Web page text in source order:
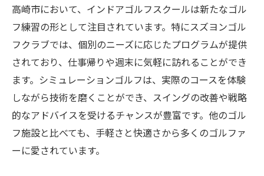
最新シミュレーターでリアルなゴルフ体験
最新技術を駆使したシミュレーター
リアルなゴルフ体験を提供
スイング解析で技術向上
シミュレーターがもたらす効果
インドアでのリアルなゴルフ体験
最新設備で練習効率アップ
天候に左右されないゴルフ練習の秘訣
高崎市において、インドアゴルフスクールは新たなゴル
フ練習の形として注目されています。特にスズヨンゴル
フクラブでは、個別のニーズに応じたプログラムが提供
されており、仕事帰りや週末に気軽に訪れることができ
ます。シミュレーションゴルフは、実際のコースを体験
しながら技術を磨くことができ、スイングの改善や戦略
的なアドバイスを受けるチャンスが豊富です。他のゴル
フ施設と比べても、手軽さと快適さから多くのゴルファ
ーに愛されています。